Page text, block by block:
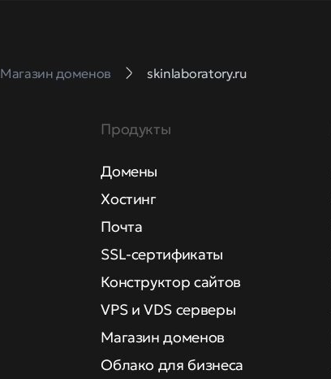
Магазин доменов skinlaboratory.ru
Продукты
Домены
Хостинг
Почта
SSL-сертификаты
Конструктор сайтов
VPS и VDS серверы
Магазин доменов
Облако для бизнеса